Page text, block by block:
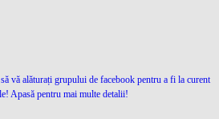
vă alăturați grupului de facebook pentru a fi la curent
Apasă pentru mai multe detalii!